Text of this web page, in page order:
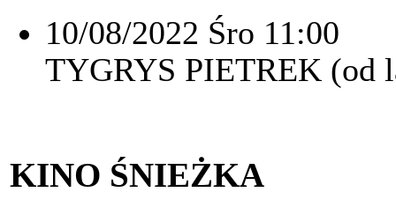
10/08/2022 Śro 11:00
TYGRYS PIETREK (od
KINO ŚNIEŻKA